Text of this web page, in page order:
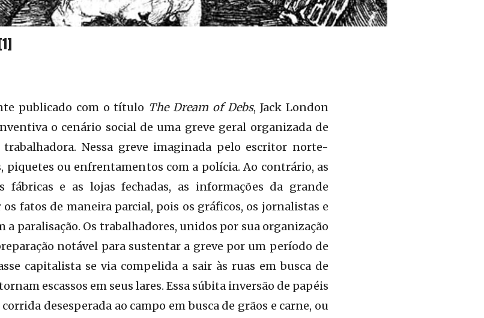
publicado com o título The Dream of Debs, Jack London
o cenário social de uma greve geral organizada de
Nessa greve imaginada pelo escritor norte-
piquetes ou enfrentamentos com a polícia. Ao contrário, as
fábricas e as lojas fechadas, as informações da grande
fatos de maneira parcial, pois os gráficos, os jornalistas e
paralisação. Os trabalhadores, unidos por sua organização
notável para sustentar a greve por um período de
capitalista se via compelida a sair às ruas em busca de
escassos em seus lares. Essa súbita inversão de papéis
desesperada ao campo em busca de grãos e carne, ou